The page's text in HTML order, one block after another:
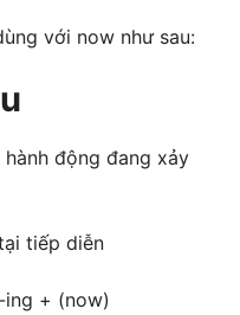
với now như sau:
hành động đang xảy
tiếp diễn
+ (now)